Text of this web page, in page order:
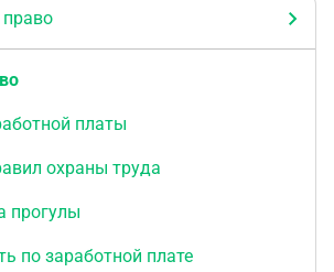
платы
охраны труда
прогулы
по заработной плате